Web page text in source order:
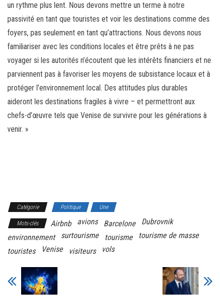
un rythme plus lent. Nous devons mettre un terme à notre
passivité en tant que touristes et voir les destinations comme des
foyers, pas seulement en tant qu’attractions. Nous devons nous
familiariser avec les conditions locales et être prêts à ne pas
voyager si les autorités n’écoutent que les intérêts financiers et ne
parviennent pas à favoriser les moyens de subsistance locaux et à
protéger l’environnement local. Des attitudes plus durables
aideront les destinations fragiles à vivre – et permettront aux
chefs-d’œuvre tels que Venise de survivre pour les générations à
venir. »
Catégorie Politique Une
Mots-clés Airbnb avions Barcelone
Dubrovnik
environnement
surtourisme tourisme
tourisme de masse
touristes
Venise visiteurs vols